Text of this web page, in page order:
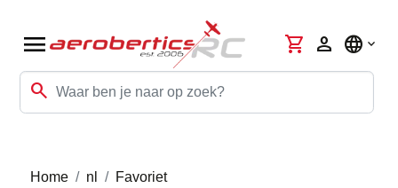
menu
search
shopping_cart person language
Home nl
Favoriet